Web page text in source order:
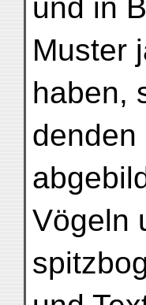
und in
Muster
haben,
denden
Vögeln